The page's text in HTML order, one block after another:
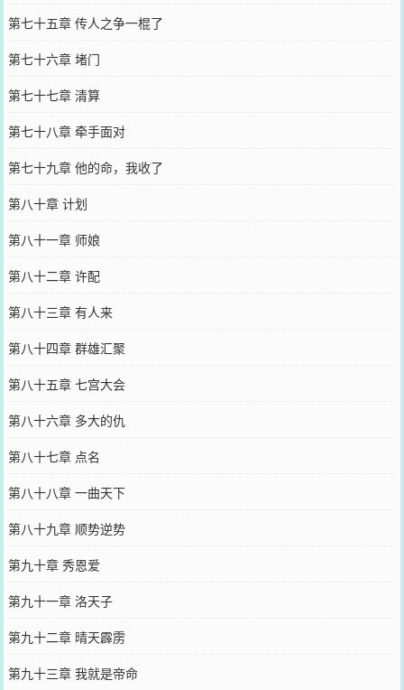
第七十五章 传人之争一棍了
第七十六章 堵门
第七十七章 清算
第七十八章 牵手面对
第七十九章 他的命，我收了
第八十章 计划
第八十一章 师娘
第八十二章 许配
第八十三章 有人来
第八十四章 群雄汇聚
第八十五章 七宫大会
第八十六章 多大的仇
第八十七章 点名
第八十八章 一曲天下
第八十九章 顺势逆势
第九十章 秀恩爱
第九十一章 洛天子
第九十二章 晴天霹雳
第九十三章 我就是帝命